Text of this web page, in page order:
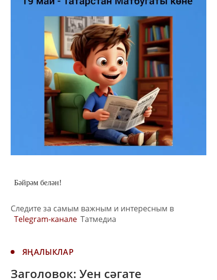
Бәйрәм белән!
Следите за самым важным и интересным в
Telegram-канале Татмедиа
ЯҢАЛЫКЛАР
Заголовок: Уен сәгате